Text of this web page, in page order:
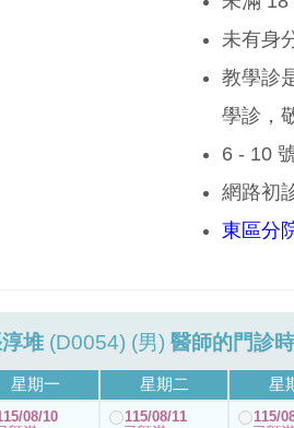
未有身
教學診
學診，
6 - 10
網路初
東區分